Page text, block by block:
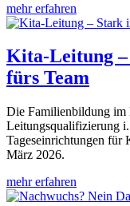
mehr erfahren
Kita-Leitung
fürs Team
Die Familienbildung im
Leitungsqualifizierung
Tageseinrichtungen für
März 2026.
mehr erfahren